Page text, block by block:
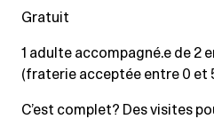
Gratuit
1 adulte accompagné.e de 2
(fraterie acceptée entre 0 et
C’est complet? Des visites